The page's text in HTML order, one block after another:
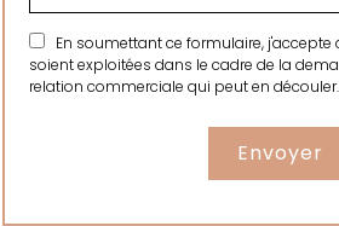
En soumettant ce formulaire,
soient exploitées dans le cadre de la
relation commerciale qui peut en découler.